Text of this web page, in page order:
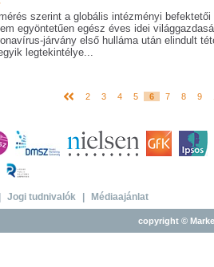
szerint a globális intézményi befektetői
egyöntetűen egész éves idei
járvány első hulláma után elindult
legtekintélye...
2 3 4 5 6 7 8 9
Jogi tudnivalók Médiaajánlat
copyright ©